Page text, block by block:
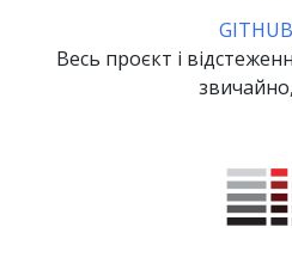
Весь проєкт і